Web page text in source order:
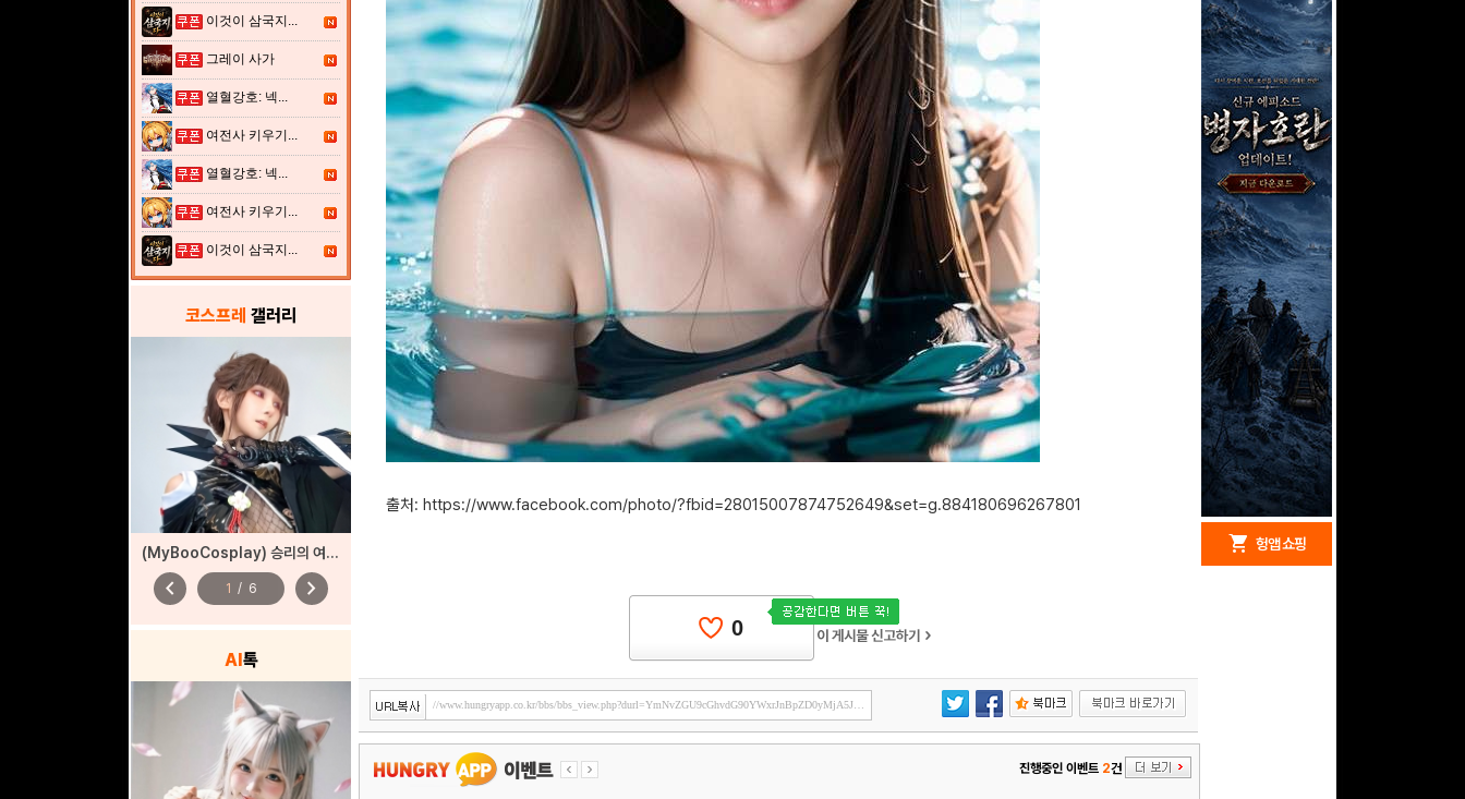
이것이 삼국지...
그레이 사가
열혈강호: 넥...
여전사 키우기...
열혈강호: 넥...
여전사 키우기...
이것이 삼국지...
코스프레 갤러리
(MyBooCosplay) 승리의 여신: 니케 ‘사쿠라’
chevron_left 1 / 6 chevron_right
AI톡
출처: https://www.facebook.com/photo/?fbid=28015007874752649&set=g.884180696267801
0
진행중인 이벤트 2건
100 밥알
shopping_cart 헝앱 쇼핑